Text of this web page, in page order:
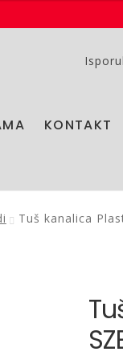
KONTAKT
Tuš kanalica